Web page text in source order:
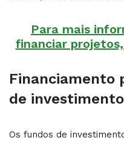
Para mais
financiar
Financiamento
de investimento
Os fundos de